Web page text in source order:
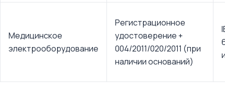
Медицинское
электрооборудование
Регистрационное
удостоверение +
004/2011/020/2011 (при
наличии оснований)